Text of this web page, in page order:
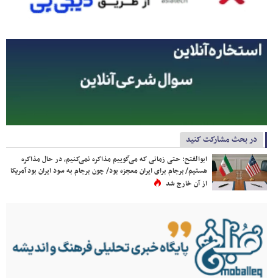
در بحث مشارکت کنید
ابوالفتح: حتی زمانی که می‌گوییم مذاکره نمی‌کنیم، در حال مذاکره
هستیم/ برجام برای ایران معجزه بود/ چون برجام به سود ایران بود آمریکا
از آن خارج شد